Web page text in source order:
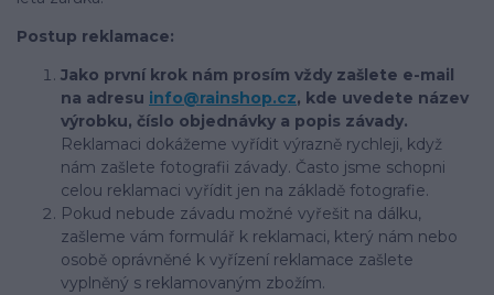
Postup reklamace:
Jako první krok nám prosím vždy zašlete e-mail
na adresu info@rainshop.cz, kde uvedete název
výrobku, číslo objednávky a popis závady.
Reklamaci dokážeme vyřídit výrazně rychleji, když
nám zašlete fotografii závady. Často jsme schopni
celou reklamaci vyřídit jen na základě fotografie.
Pokud nebude závadu možné vyřešit na dálku,
zašleme vám formulář k reklamaci, který nám nebo
osobě oprávněné k vyřízení reklamace zašlete
vyplněný s reklamovaným zbožím.